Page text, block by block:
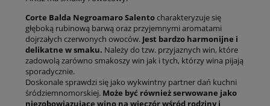
Corte Balda Negroamaro Salentocharakteryzuje się
głęboką rubinową barwą oraz przyjemnymi aromatami
dojrzałych czerwonych owoców. Jest bardzo harmonijne i
delikatne w smaku. Należy do tzw. przyjaznych win, które
zadowolą zarówno smakoszy win jak i tych, którzy wina pijają
sporadycznie.
Doskonale sprawdzi się jako wykwintny partner dań kuchni
śródziemnomorskiej. Może być również serwowane jako
niezobowiązujące wino na wieczór wśród rodziny i